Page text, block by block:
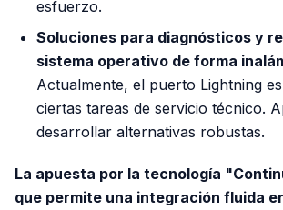
esfuerzo.
Soluciones para diagnósticos y
sistema operativo de forma
Actualmente, el puerto Lightning
ciertas tareas de servicio técnico.
desarrollar alternativas robustas.
La apuesta por la tecnología
que permite una integración fluida